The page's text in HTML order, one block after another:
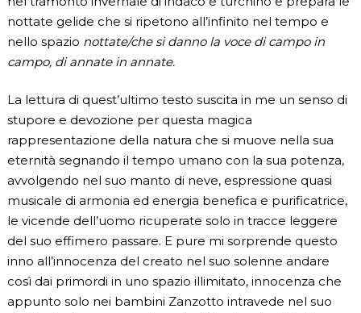
nottate gelide che si ripetono all’infinito nel tempo e
nello spazio nottate/che si danno la voce di campo in
campo, di annate in annate.
La lettura di quest’ultimo testo suscita in me un senso di
stupore e devozione per questa magica
rappresentazione della natura che si muove nella sua
eternità segnando il tempo umano con la sua potenza,
avvolgendo nel suo manto di neve, espressione quasi
musicale di armonia ed energia benefica e purificatrice,
le vicende dell’uomo ricuperate solo in tracce leggere
del suo effimero passare. E pure mi sorprende questo
inno all’innocenza del creato nel suo solenne andare
così dai primordi in uno spazio illimitato, innocenza che
appunto solo nei bambini Zanzotto intravede nel suo